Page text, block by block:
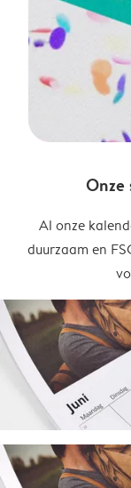
Al onze
duurzaam en